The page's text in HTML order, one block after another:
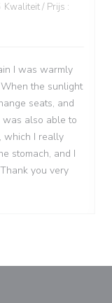
Kwaliteit / Prijs :
I was warmly
the sunlight
seats, and
was also able to
which I really
stomach, and I
you very